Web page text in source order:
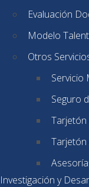
Evaluación
Modelo
Otros
Servicio
Seguro
Tarjetón
Investigación y